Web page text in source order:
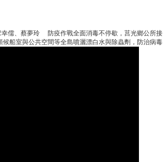
儒、蔡夢玲 防疫作戰全面消毒不停歇，莒光鄉公所接
船室與公共空間等全島噴灑漂白水與除蟲劑，防治病毒